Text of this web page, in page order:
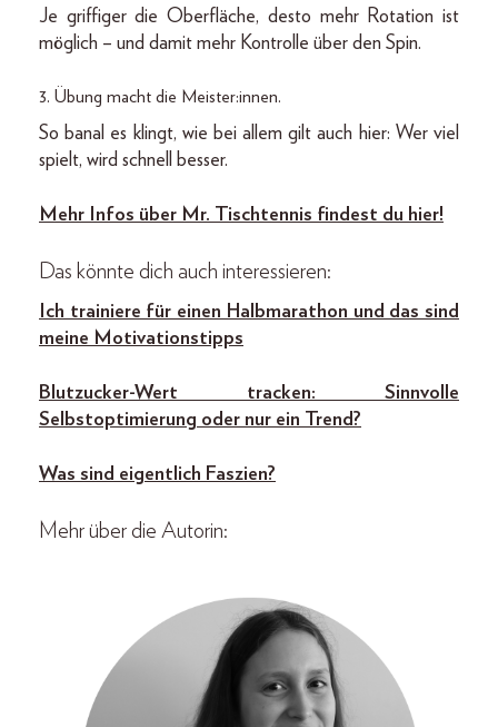
Je griffiger die Oberfläche, desto mehr Rotation ist
möglich – und damit mehr Kontrolle über den Spin.
3. Übung macht die Meister:innen.
So banal es klingt, wie bei allem gilt auch hier: Wer viel
spielt, wird schnell besser.
Mehr Infos über Mr. Tischtennis findest du hier!
Das könnte dich auch interessieren:
Ich trainiere für einen Halbmarathon und das sind
meine Motivationstipps
Blutzucker-Wert tracken: Sinnvolle
Selbstoptimierung oder nur ein Trend?
Was sind eigentlich Faszien?
Mehr über die Autorin: